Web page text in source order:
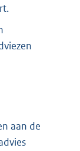
aan de